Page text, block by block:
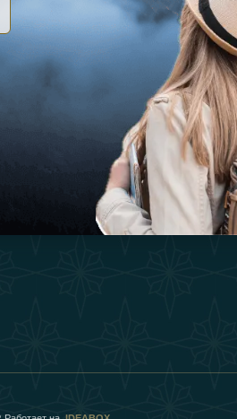
Вдохновения
Опыт
Файлов Cookie
Положения И Условия
Станьте Партнером
Our Team